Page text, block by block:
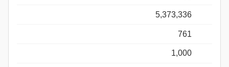
5,373,336
761
1,000